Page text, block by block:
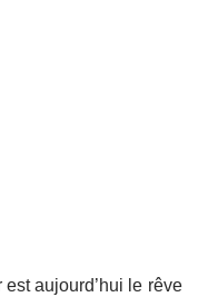
est aujourd’hui le rêve